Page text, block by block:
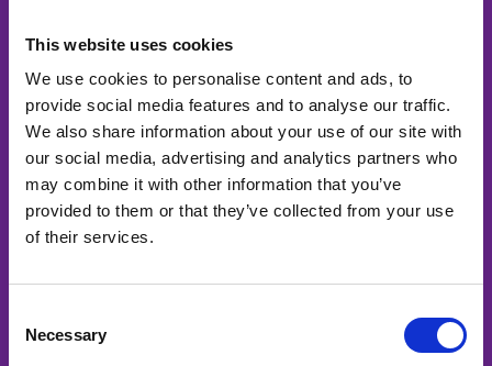
This website uses cookies
We use cookies to personalise content and ads, to
provide social media features and to analyse our traffic.
We also share information about your use of our site with
our social media, advertising and analytics partners who
may combine it with other information that you’ve
provided to them or that they’ve collected from your use
of their services.
Selection
Necessary
Un contenu puissant. Distribution intelligente.
Menu
Accueil
Services
Canaux médiatiques
Contact